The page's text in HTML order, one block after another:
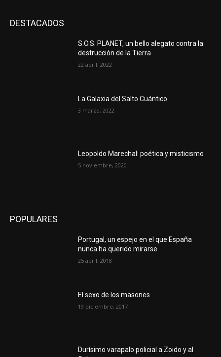
DESTACADOS
S.O.S. PLANET, un bello alegato contra la
destrucción de la Tierra
22 abril, 2022
La Galaxia del Salto Cuántico
3 marzo, 2022
Leopoldo Marechal: poética y misticismo
5 noviembre, 2020
POPULARES
Portugal, un espejo en el que España
nunca ha querido mirarse
25 abril, 2018
El sexo de los masones
19 diciembre, 2017
Durísimo varapalo policial a Zoido y al